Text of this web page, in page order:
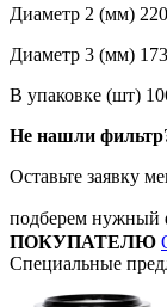
Диаметр 2 (мм)
Диаметр 3 (мм)
В упаковке (шт)
Не нашли
Оставьте заявку
подберем нужный
ПОКУПАТЕЛЮ
Специальные